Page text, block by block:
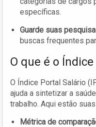
específicas.
Guarde suas
buscas frequentes
O que é o
O Índice Portal Salário
ajuda a sintetizar a
trabalho. Aqui estão
Métrica de